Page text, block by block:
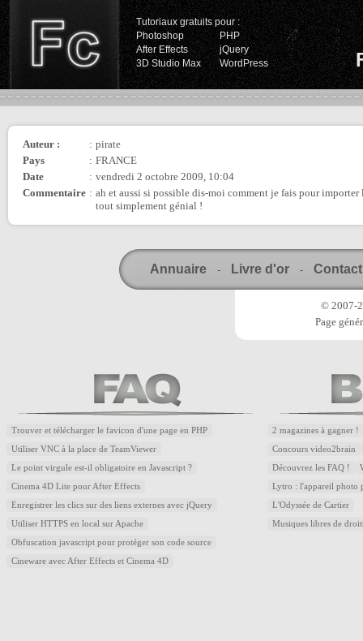
Tutoriaux gratuits pour :
Photoshop
PHP
After Effects
jQuery
3D Studio Max
WordPress
Auteur : : pirate
Pays
: FRANCE
Date
: vendredi 2 octobre 2009, 10:04
Commentaire : ah et aussi si possible dis-moi comment je fais pour
tout simplement génial !
Annuaire - Livre d'or - Contact
© 2007-
Page
Trouver et télécharger le favicon d'une page en PHP
Utiliser VNC à la place de TeamViewer
Le point virgule est-il obligatoire en Javascript ?
Cinema 4D Lite pour After Effects
Enregistrer les clics sur des liens externes avec jQuery
Utiliser HTTPS en local sur Apache
Obfuscation javascript pour protéger son code source
Cineware avec After Effects et Cinema 4D
2 magazines à gagner !
Concours video2brain
Découvrez les FAQ !
Lytro : l'appareil photo
L'Odyssée de Cartier
Musiques libres de